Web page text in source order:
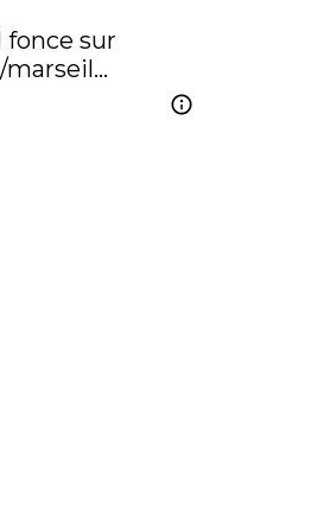
fonce sur
marseil…